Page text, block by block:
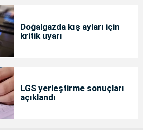
Doğalgazda kış ayları için
kritik uyarı
LGS yerleştirme sonuçları
açıklandı